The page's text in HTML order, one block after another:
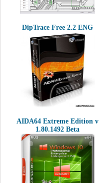
DipTrace Free 2.2 ENG
AIDA64 Extreme Edition v
1.80.1492 Beta